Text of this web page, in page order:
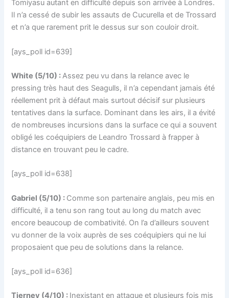
Tomiyasu autant en difficulté depuis son arrivée à Londres.
Il n’a cessé de subir les assauts de Cucurella et de Trossard
et n’a que rarement prit le dessus sur son couloir droit.
[ays_poll id=639]
White (5/10) :Assez peu vu dans la relance avec le
pressing très haut des Seagulls, il n’a cependant jamais été
réellement prit à défaut mais surtout décisif sur plusieurs
tentatives dans la surface. Dominant dans les airs, il a évité
de nombreuses incursions dans la surface ce qui a souvent
obligé les coéquipiers de Leandro Trossard à frapper à
distance en trouvant peu le cadre.
[ays_poll id=638]
Gabriel (5/10) : Comme son partenaire anglais, peu mis en
difficulté, il a tenu son rang tout au long du match avec
encore beaucoup de combativité. On l’a d’ailleurs souvent
vu donner de la voix auprès de ses coéquipiers qui ne lui
proposaient que peu de solutions dans la relance.
[ays_poll id=636]
Tierney (4/10) : Inexistant en attaque et plusieurs fois mis